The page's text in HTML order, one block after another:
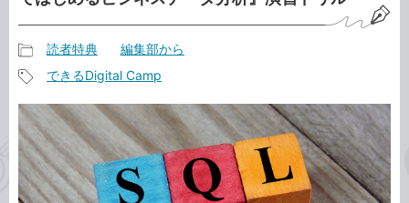
事
カ
テ
ゴ
リ
読者特典 編集部から
事
タ
グ
できるDigital Camp